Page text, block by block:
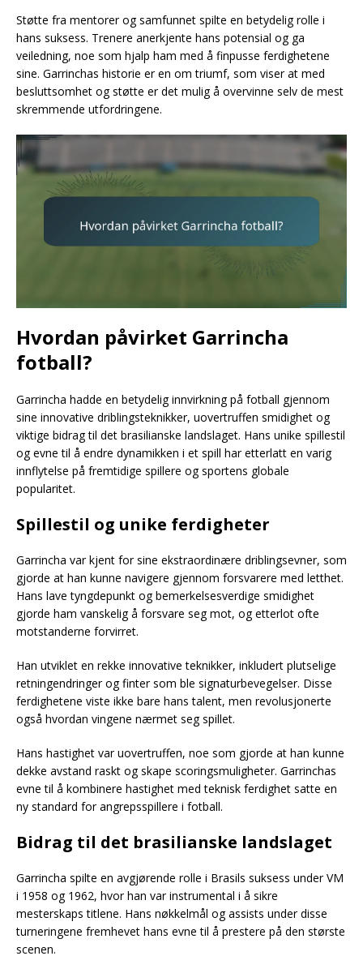
Støtte fra mentorer og samfunnet spilte en betydelig rolle i
hans suksess. Trenere anerkjente hans potensial og ga
veiledning, noe som hjalp ham med å finpusse ferdighetene
sine. Garrinchas historie er en om triumf, som viser at med
besluttsomhet og støtte er det mulig å overvinne selv de mest
skremmende utfordringene.
Hvordan påvirket Garrincha
fotball?
Garrincha hadde en betydelig innvirkning på fotball gjennom
sine innovative driblingsteknikker, uovertruffen smidighet og
viktige bidrag til det brasilianske landslaget. Hans unike spillestil
og evne til å endre dynamikken i et spill har etterlatt en varig
innflytelse på fremtidige spillere og sportens globale
popularitet.
Spillestil og unike ferdigheter
Garrincha var kjent for sine ekstraordinære driblingsevner, som
gjorde at han kunne navigere gjennom forsvarere med letthet.
Hans lave tyngdepunkt og bemerkelsesverdige smidighet
gjorde ham vanskelig å forsvare seg mot, og etterlot ofte
motstanderne forvirret.
Han utviklet en rekke innovative teknikker, inkludert plutselige
retningendringer og finter som ble signaturbevegelser. Disse
ferdighetene viste ikke bare hans talent, men revolusjonerte
også hvordan vingene nærmet seg spillet.
Hans hastighet var uovertruffen, noe som gjorde at han kunne
dekke avstand raskt og skape scoringsmuligheter. Garrinchas
evne til å kombinere hastighet med teknisk ferdighet satte en
ny standard for angrepsspillere i fotball.
Bidrag til det brasilianske landslaget
Garrincha spilte en avgjørende rolle i Brasils suksess under VM
i 1958 og 1962, hvor han var instrumental i å sikre
mesterskaps titlene. Hans nøkkelmål og assists under disse
turneringene fremhevet hans evne til å prestere på den største
scenen.